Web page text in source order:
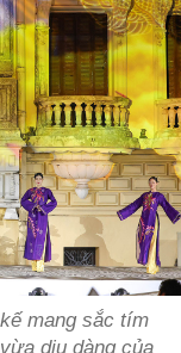
mang sắc tím
dịu dàng của